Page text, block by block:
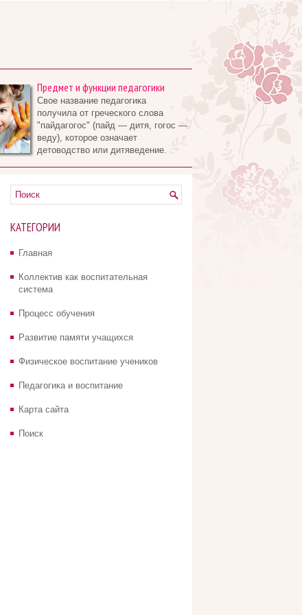
Предмет и функции педагогики
Свое название педагогика
получила от греческого слова
"пайдагогос" (пайд — дитя, гогос —
веду), которое означает
детоводство или дитяведение.
КАТЕГОРИИ
Главная
Коллектив как воспитательная
система
Процесс обучения
Развитие памяти учащихся
Физическое воспитание учеников
Педагогика и воспитание
Карта сайта
Поиск